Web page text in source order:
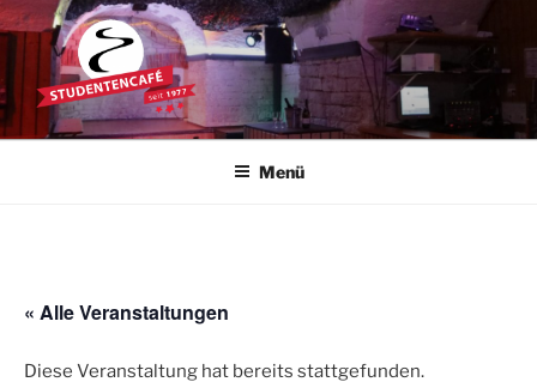
Zum
Inhalt
springen
STUDENTENCAFÉ
Die Kultkneipe in Ulm seit 1977
Menü
« Alle Veranstaltungen
Diese Veranstaltung hat bereits stattgefunden.